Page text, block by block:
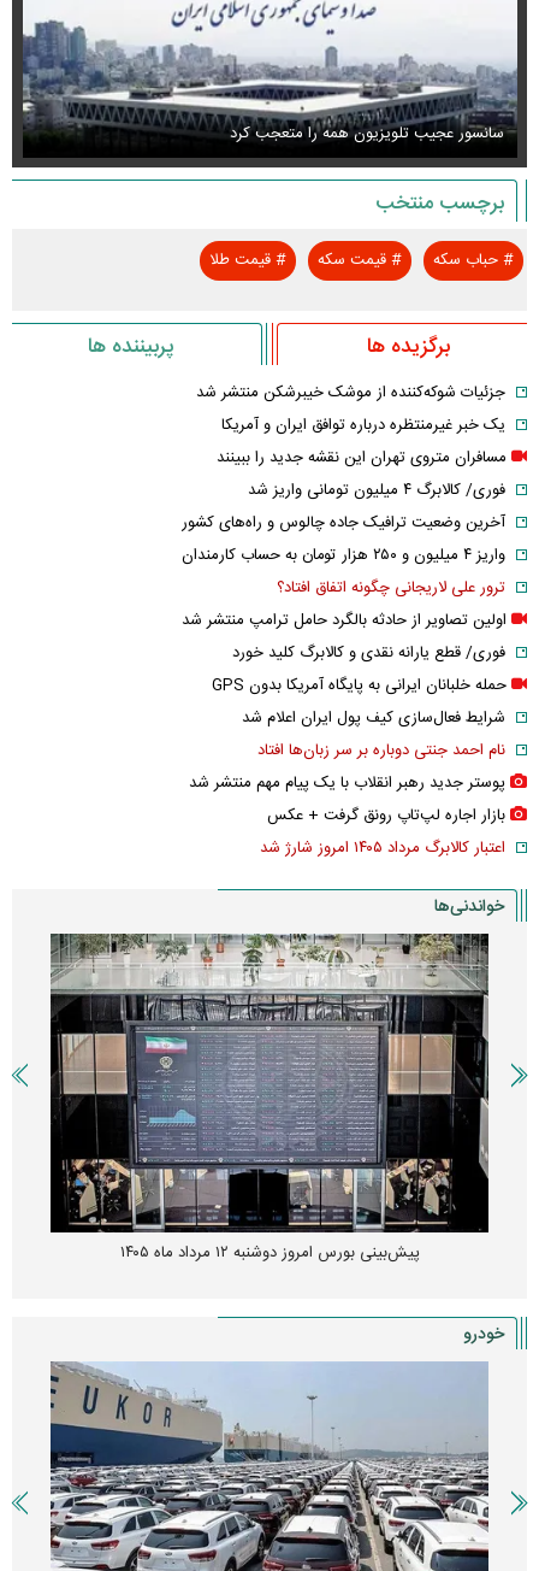
سانسور عجیب تلویزیون همه را متعجب کرد
برچسب منتخب
#حباب سکه #قیمت سکه #قیمت طلا
برگزیده ها پربیننده ها
جزئیات شوکه‌کننده از موشک خیبرشکن منتشر شد
یک خبر غیرمنتظره درباره توافق ایران و آمریکا
مسافران متروی تهران این نقشه جدید را ببینند
فوری/ کالابرگ ۴ میلیون تومانی واریز شد
آخرین وضعیت ترافیک جاده چالوس و راه‌های کشور
واریز ۴ میلیون و ۲۵۰ هزار تومان به حساب کارمندان
ترور علی لاریجانی چگونه اتفاق افتاد؟
اولین تصاویر از حادثه بالگرد حامل ترامپ منتشر شد
فوری/ قطع یارانه نقدی و کالابرگ کلید خورد
حمله خلبانان ایرانی به پایگاه آمریکا بدون GPS
شرایط فعال‌سازی کیف پول ایران اعلام شد
نام احمد جنتی دوباره بر سر زبان‌ها افتاد
پوستر جدید رهبر انقلاب با یک پیام مهم منتشر شد
بازار اجاره لپ‌تاپ رونق گرفت + عکس
اعتبار کالابرگ مرداد ۱۴۰۵ امروز شارژ شد
خواندنی‌ها
پیش‌بینی بورس امروز دوشنبه ۱۲ مرداد ماه ۱۴۰۵
خودرو